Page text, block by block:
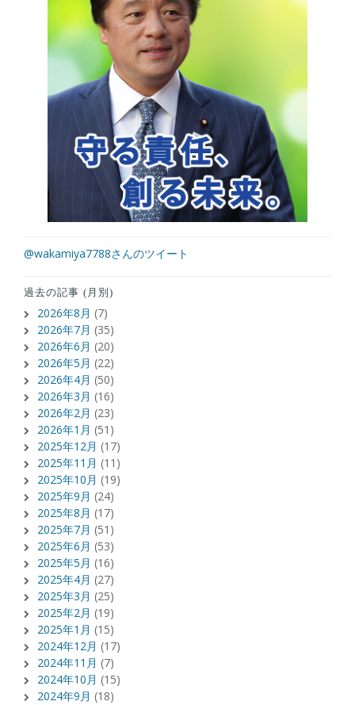
@wakamiya7788さんのツイート
過去の記事 (月別)
2026年8月 (7)
2026年7月 (35)
2026年6月 (20)
2026年5月 (22)
2026年4月 (50)
2026年3月 (16)
2026年2月 (23)
2026年1月 (51)
2025年12月 (17)
2025年11月 (11)
2025年10月 (19)
2025年9月 (24)
2025年8月 (17)
2025年7月 (51)
2025年6月 (53)
2025年5月 (16)
2025年4月 (27)
2025年3月 (25)
2025年2月 (19)
2025年1月 (15)
2024年12月 (17)
2024年11月 (7)
2024年10月 (15)
2024年9月 (18)